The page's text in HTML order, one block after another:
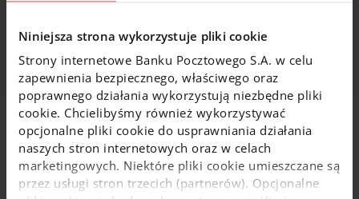
Niniejsza strona wykorzystuje pliki cookie
Strony internetowe Banku Pocztowego S.A. w celu
zapewnienia bezpiecznego, właściwego oraz
poprawnego działania wykorzystują niezbędne pliki
cookie. Chcielibyśmy również wykorzystywać
opcjonalne pliki cookie do usprawniania działania
naszych stron internetowych oraz w celach
marketingowych. Niektóre pliki cookie umieszczane są
przez usługi stron trzecich (partnerów). Opcjonalne
Za niedogodności przepraszamy.
Na skróty
Wybierz konto osobiste